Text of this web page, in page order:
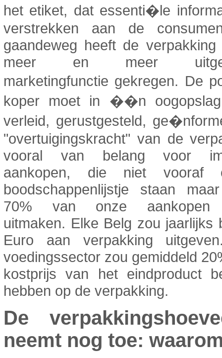
het etiket, dat essenti�le
verstrekken aan de
gaandeweg heeft de
meer en meer
marketingfunctie gekregen. De
koper moet in ��n
verleid, gerustgesteld,
"overtuigingskracht" van de
vooral van belang voor
aankopen, die niet vooraf
boodschappenlijstje staan
70% van onze aankopen
uitmaken. Elke Belg zou jaarlijks
Euro aan verpakking
voedingssector zou gemiddeld
kostprijs van het eindproduct
hebben op de verpakking.
De
neemt nog toe: